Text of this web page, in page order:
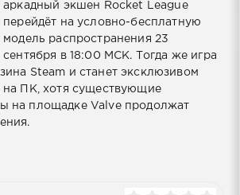
аркадный экшен Rocket League
перейдёт на условно-бесплатную
модель распространения 23
сентября в 18:00 МСК. Тогда же игра
Steam и станет эксклюзивом
на ПК, хотя существующие
на площадке Valve продолжат